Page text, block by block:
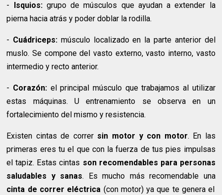
- Isquios:grupo de músculos que ayudan a extender la
pierna hacia atrás y poder doblar la rodilla.
- Cuádriceps: músculo localizado en la parte anterior del
muslo. Se compone del vasto externo, vasto interno, vasto
intermedio y recto anterior.
- Corazón: el principal músculo que trabajamos al utilizar
estas máquinas. U entrenamiento se observa en un
fortalecimiento del mismo y resistencia.
Existen cintas de correr sin motor y con motor. En las
primeras eres tu el que con la fuerza de tus pies impulsas
el tapiz. Estas cintas son recomendables para personas
saludables y sanas. Es mucho más recomendable una
cinta de correr eléctrica (con motor) ya que te genera el